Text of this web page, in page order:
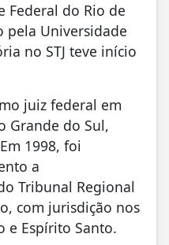
Federal do Rio de
pela Universidade
no STJ teve início
juiz federal em
Grande do Sul,
1998, foi
a
Tribunal Regional
com jurisdição nos
e Espírito Santo.